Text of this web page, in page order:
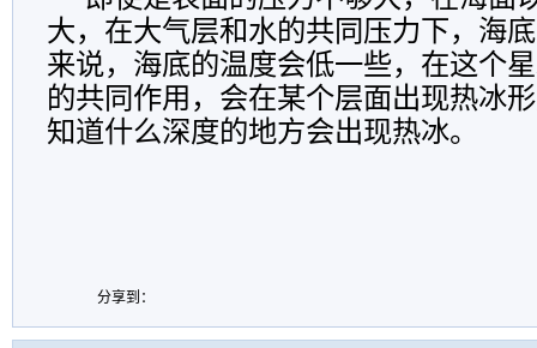
大，在大气层和水的共同压力下，海
来说，海底的温度会低一些，在这个
的共同作用，会在某个层面出现热冰
知道什么深度的地方会出现热冰。
分享到：